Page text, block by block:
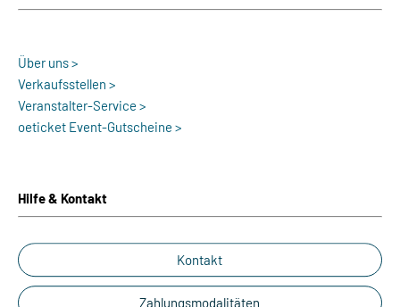
Über uns >
Verkaufsstellen >
Veranstalter-Service >
oeticket Event-Gutscheine >
Hilfe & Kontakt
Kontakt
Zahlungsmodalitäten